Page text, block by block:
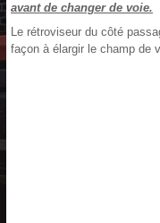
avant de changer de voie.
Le rétroviseur du côté
façon à élargir le champ de